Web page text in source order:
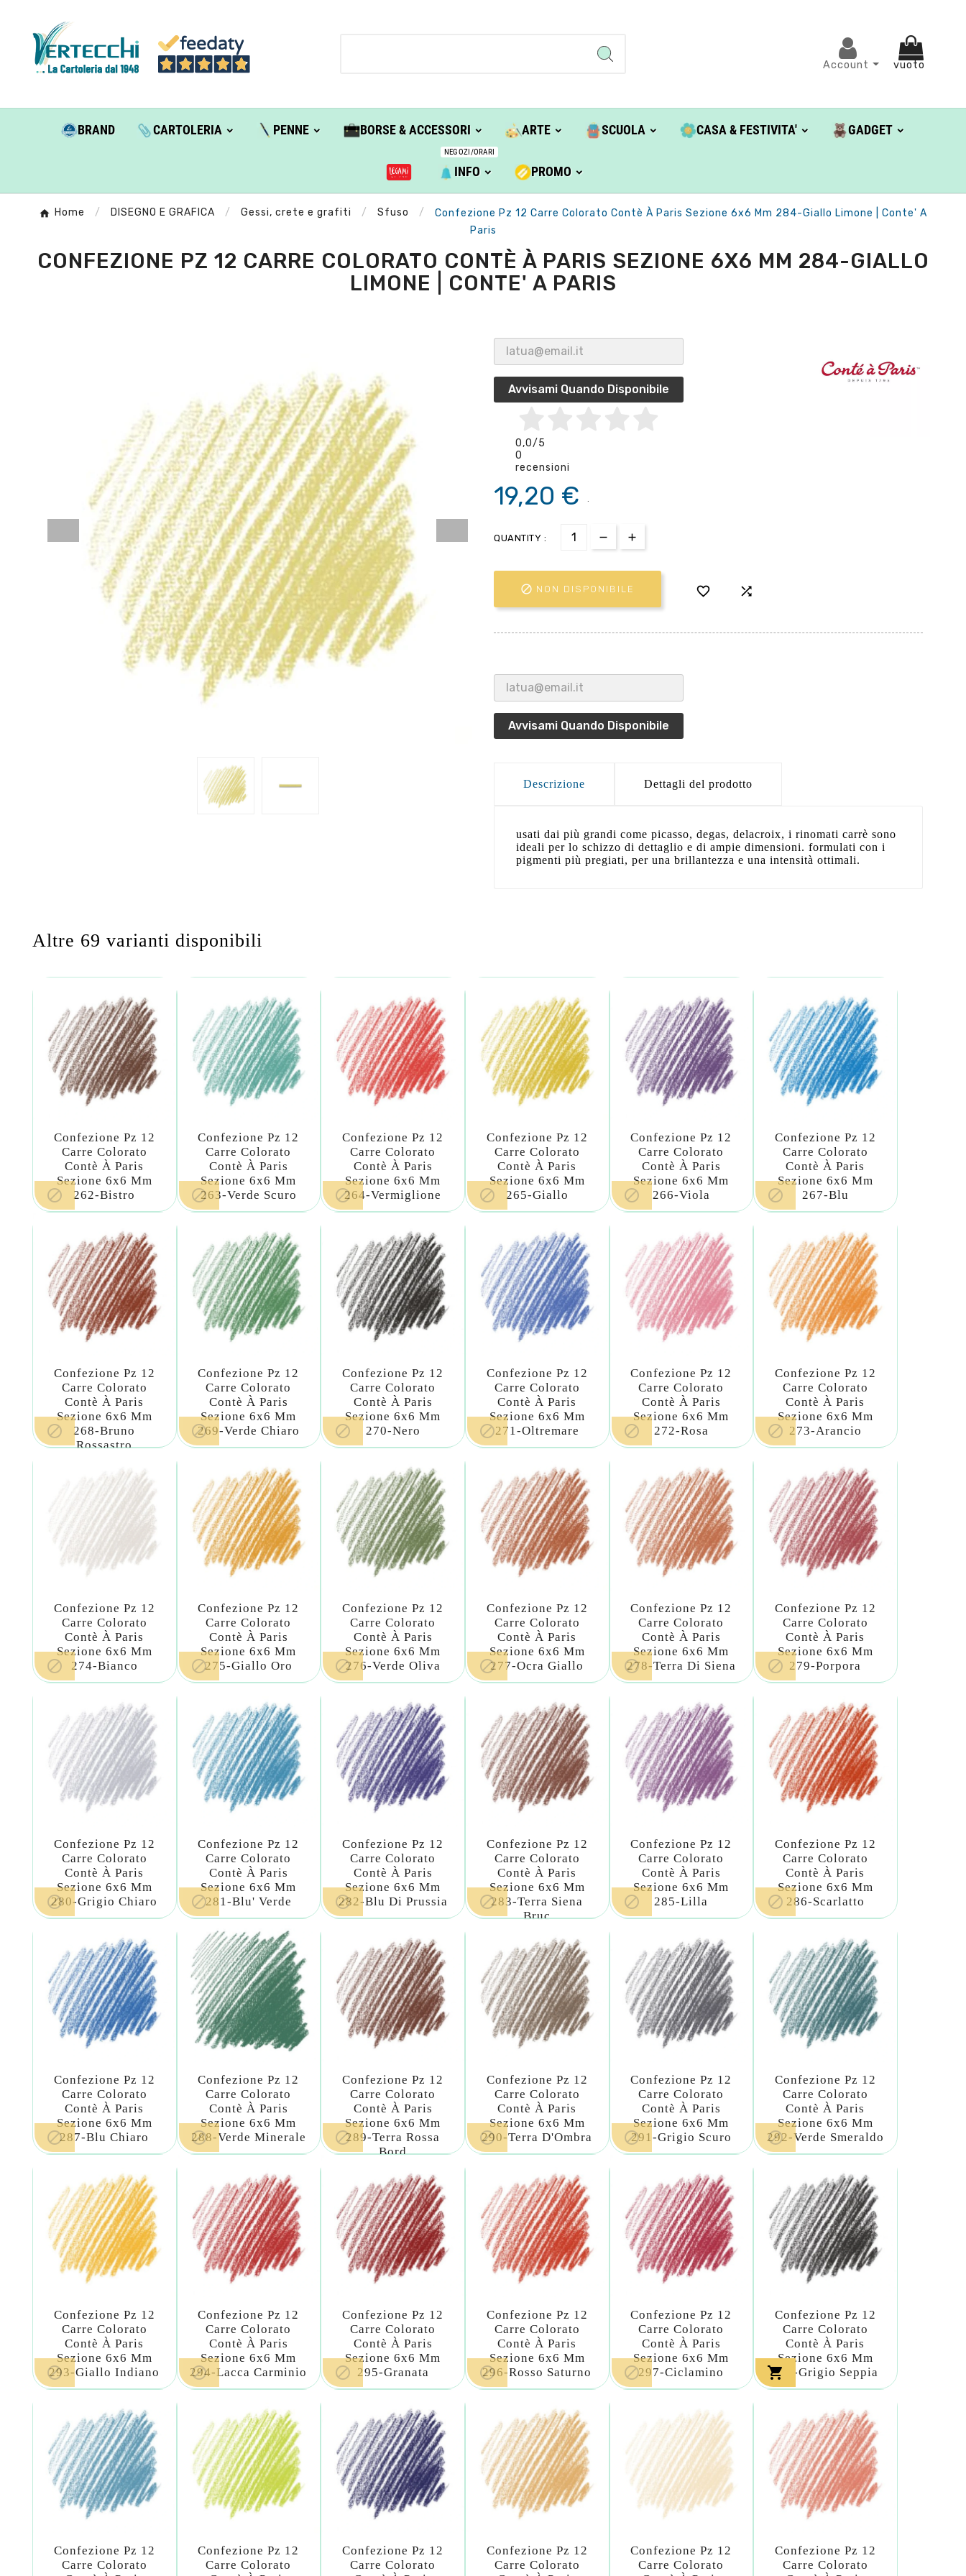
Account vuoto
BRAND CARTOLERIA PENNE BORSE & ACCESSORI ARTE SCUOLA CASA & FESTIVITA' GADGET
INFO
NEGOZI/ORARI
PROMO
Home DISEGNO E GRAFICA Gessi, crete e grafiti Sfuso
Confezione Pz 12 Carre Colorato Contè À Paris Sezione 6x6 Mm 284-Giallo Limone | Conte' A
Paris
CONFEZIONE PZ 12 CARRE COLORATO CONTÈ À PARIS SEZIONE 6X6 MM 284-GIALLO
LIMONE | CONTE' A PARIS
Avvisami Quando Disponibile
0,0/5
0
recensioni
19,20 €
QUANTITY :
 NON DISPONIBILE  
Avvisami Quando Disponibile
Descrizione Dettagli del prodotto
usati dai più grandi come picasso, degas, delacroix, i rinomati carrè sono
ideali per lo schizzo di dettaglio e di ampie dimensioni. formulati con i
pigmenti più pregiati, per una brillantezza e una intensità ottimali.
Altre 69 varianti disponibili
Confezione Pz 12
Carre Colorato
Contè À Paris
Sezione 6x6 Mm
262-Bistro

Confezione Pz 12
Carre Colorato
Contè À Paris
Sezione 6x6 Mm
263-Verde Scuro

Confezione Pz 12
Carre Colorato
Contè À Paris
Sezione 6x6 Mm
264-Vermiglione

Confezione Pz 12
Carre Colorato
Contè À Paris
Sezione 6x6 Mm
265-Giallo

Confezione Pz 12
Carre Colorato
Contè À Paris
Sezione 6x6 Mm
266-Viola

Confezione Pz 12
Carre Colorato
Contè À Paris
Sezione 6x6 Mm
267-Blu

Confezione Pz 12
Carre Colorato
Contè À Paris
Sezione 6x6 Mm
268-Bruno
Rossastro

Confezione Pz 12
Carre Colorato
Contè À Paris
Sezione 6x6 Mm
269-Verde Chiaro

Confezione Pz 12
Carre Colorato
Contè À Paris
Sezione 6x6 Mm
270-Nero

Confezione Pz 12
Carre Colorato
Contè À Paris
Sezione 6x6 Mm
271-Oltremare

Confezione Pz 12
Carre Colorato
Contè À Paris
Sezione 6x6 Mm
272-Rosa

Confezione Pz 12
Carre Colorato
Contè À Paris
Sezione 6x6 Mm
273-Arancio

Confezione Pz 12
Carre Colorato
Contè À Paris
Sezione 6x6 Mm
274-Bianco

Confezione Pz 12
Carre Colorato
Contè À Paris
Sezione 6x6 Mm
275-Giallo Oro

Confezione Pz 12
Carre Colorato
Contè À Paris
Sezione 6x6 Mm
276-Verde Oliva

Confezione Pz 12
Carre Colorato
Contè À Paris
Sezione 6x6 Mm
277-Ocra Giallo

Confezione Pz 12
Carre Colorato
Contè À Paris
Sezione 6x6 Mm
278-Terra Di Siena

Confezione Pz 12
Carre Colorato
Contè À Paris
Sezione 6x6 Mm
279-Porpora

Confezione Pz 12
Carre Colorato
Contè À Paris
Sezione 6x6 Mm
280-Grigio Chiaro

Confezione Pz 12
Carre Colorato
Contè À Paris
Sezione 6x6 Mm
281-Blu' Verde

Confezione Pz 12
Carre Colorato
Contè À Paris
Sezione 6x6 Mm
282-Blu Di Prussia

Confezione Pz 12
Carre Colorato
Contè À Paris
Sezione 6x6 Mm
283-Terra Siena
Bruc

Confezione Pz 12
Carre Colorato
Contè À Paris
Sezione 6x6 Mm
285-Lilla

Confezione Pz 12
Carre Colorato
Contè À Paris
Sezione 6x6 Mm
286-Scarlatto

Confezione Pz 12
Carre Colorato
Contè À Paris
Sezione 6x6 Mm
287-Blu Chiaro

Confezione Pz 12
Carre Colorato
Contè À Paris
Sezione 6x6 Mm
288-Verde Minerale

Confezione Pz 12
Carre Colorato
Contè À Paris
Sezione 6x6 Mm
289-Terra Rossa
Bord

Confezione Pz 12
Carre Colorato
Contè À Paris
Sezione 6x6 Mm
290-Terra D'Ombra

Confezione Pz 12
Carre Colorato
Contè À Paris
Sezione 6x6 Mm
291-Grigio Scuro

Confezione Pz 12
Carre Colorato
Contè À Paris
Sezione 6x6 Mm
292-Verde Smeraldo

Confezione Pz 12
Carre Colorato
Contè À Paris
Sezione 6x6 Mm
293-Giallo Indiano

Confezione Pz 12
Carre Colorato
Contè À Paris
Sezione 6x6 Mm
294-Lacca Carminio

Confezione Pz 12
Carre Colorato
Contè À Paris
Sezione 6x6 Mm
295-Granata

Confezione Pz 12
Carre Colorato
Contè À Paris
Sezione 6x6 Mm
296-Rosso Saturno

Confezione Pz 12
Carre Colorato
Contè À Paris
Sezione 6x6 Mm
297-Ciclamino

Confezione Pz 12
Carre Colorato
Contè À Paris
Sezione 6x6 Mm
298-Grigio Seppia

Confezione Pz 12
Carre Colorato
Confezione Pz 12
Carre Colorato
Confezione Pz 12
Carre Colorato
Confezione Pz 12
Carre Colorato
Confezione Pz 12
Carre Colorato
Confezione Pz 12
Carre Colorato